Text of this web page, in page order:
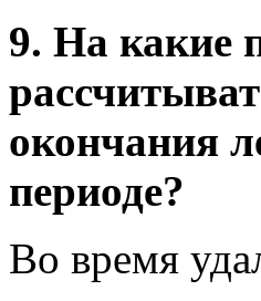
9. На какие
окончания
периоде?
Во время